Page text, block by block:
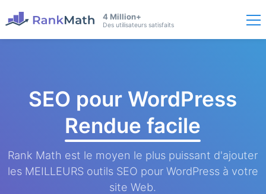
4 Million+
Des utilisateurs satisfaits
SEO pour WordPress
Rendue facile
Rank Math est le moyen le plus puissant d'ajouter
les MEILLEURS outils SEO pour WordPress à votre
site Web.